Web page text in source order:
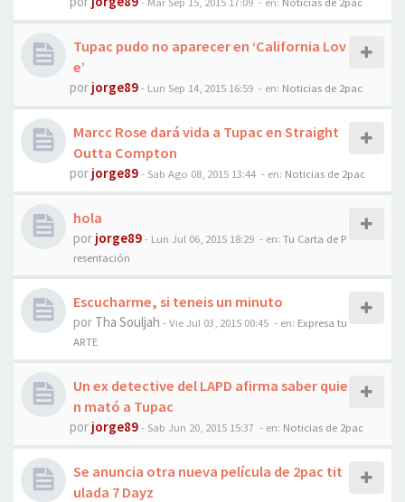
Tupac pudo no aparecer en ‘California Lov
e’
por jorge89- Lun Sep 14, 2015 16:59 - en: Noticias de 2pac
Marcc Rose dará vida a Tupac en Straight
Outta Compton
por jorge89- Sab Ago 08, 2015 13:44 - en: Noticias de 2pac
hola
por jorge89- Lun Jul 06, 2015 18:29 - en: Tu Carta de P
resentación
Escucharme, si teneis un minuto
por Tha Souljah -Vie Jul 03, 2015 00:45 - en: Expresa tu
ARTE
Un ex detective del LAPD afirma saber quie
n mató a Tupac
por jorge89- Sab Jun 20, 2015 15:37 - en: Noticias de 2pac
Se anuncia otra nueva película de 2pac tit
ulada 7 Dayz